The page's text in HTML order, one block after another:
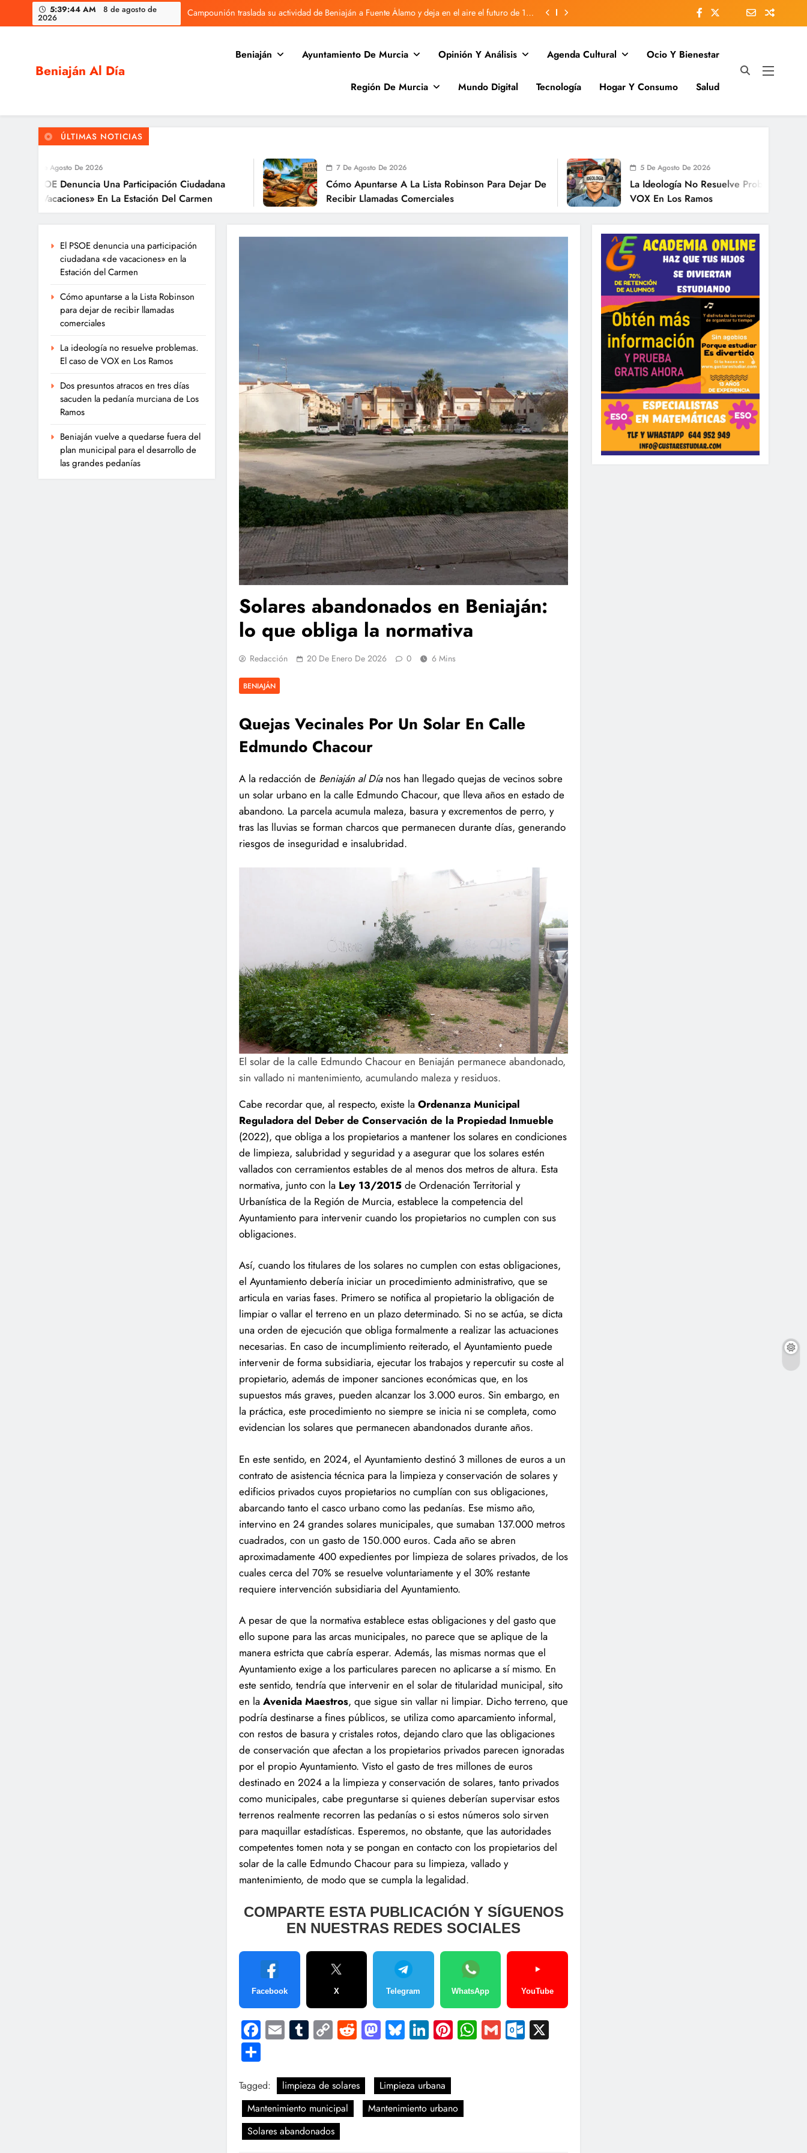
5:39:45 AM 8 de agosto de
2026 Campounión traslada su actividad de Beniaján a Fuente Álamo y deja en el aire el futuro de 170
Beniaján vuelve a sufrir una avería en la red de agua
Desratizan la antigua guardería de Beniaján tras quejas vecinales.
Campounión traslada su actividad de Beniaján a Fuente Álamo y deja en el aire el futuro de 170
Beniaján vuelve a sufrir una avería en la red de agua
Beniaján Al Día
Beniaján Ayuntamiento De Murcia Opinión Y Análisis Agenda Cultural Ocio Y Bienestar
Región De Murcia Mundo Digital Tecnología Hogar Y Consumo Salud
ÚLTIMAS NOTICIAS
Denuncia Una Participación Ciudadana
En La Estación Del Carmen
7 De Agosto De 2026
Cómo Apuntarse A La Lista Robinson Para Dejar De
Recibir Llamadas Comerciales
5 De Agosto De 2026
La Ideología No Resuelve Problemas. El Caso De
VOX En Los Ramos
El PSOE denuncia una participación
ciudadana «de vacaciones» en la
Estación del Carmen
Cómo apuntarse a la Lista Robinson
para dejar de recibir llamadas
comerciales
La ideología no resuelve problemas.
El caso de VOX en Los Ramos
Dos presuntos atracos en tres días
sacuden la pedanía murciana de Los
Ramos
Beniaján vuelve a quedarse fuera del
plan municipal para el desarrollo de
las grandes pedanías
Solares abandonados en Beniaján:
lo que obliga la normativa
Redacción 20 De Enero De 2026 0 6 Mins
BENIAJÁN
Quejas Vecinales Por Un Solar En Calle
Edmundo Chacour
A la redacción de Beniaján al Díanos han llegado quejas de vecinos sobre
un solar urbano en la calle Edmundo Chacour, que lleva años en estado de
abandono. La parcela acumula maleza, basura y excrementos de perro, y
tras las lluvias se forman charcos que permanecen durante días, generando
riesgos de inseguridad e insalubridad.
El solar de la calle Edmundo Chacour en Beniaján permanece abandonado,
sin vallado ni mantenimiento, acumulando maleza y residuos.
Cabe recordar que, al respecto, existe la Ordenanza Municipal
Reguladora del Deber de Conservación de la Propiedad Inmueble
(2022), que obliga a los propietarios a mantener los solares en condiciones
de limpieza, salubridad y seguridad y a asegurar que los solares estén
vallados con cerramientos estables de al menos dos metros de altura. Esta
normativa, junto con la Ley 13/2015 de Ordenación Territorial y
Urbanística de la Región de Murcia, establece la competencia del
Ayuntamiento para intervenir cuando los propietarios no cumplen con sus
obligaciones.
Así, cuando los titulares de los solares no cumplen con estas obligaciones,
el Ayuntamiento debería iniciar un procedimiento administrativo, que se
articula en varias fases. Primero se notifica al propietario la obligación de
limpiar o vallar el terreno en un plazo determinado. Si no se actúa, se dicta
una orden de ejecución que obliga formalmente a realizar las actuaciones
necesarias. En caso de incumplimiento reiterado, el Ayuntamiento puede
intervenir de forma subsidiaria, ejecutar los trabajos y repercutir su coste al
propietario, además de imponer sanciones económicas que, en los
supuestos más graves, pueden alcanzar los 3.000 euros. Sin embargo, en
la práctica, este procedimiento no siempre se inicia ni se completa, como
evidencian los solares que permanecen abandonados durante años.
En este sentido, en 2024, el Ayuntamiento destinó 3 millones de euros a un
contrato de asistencia técnica para la limpieza y conservación de solares y
edificios privados cuyos propietarios no cumplían con sus obligaciones,
abarcando tanto el casco urbano como las pedanías. Ese mismo año,
intervino en 24 grandes solares municipales, que sumaban 137.000 metros
cuadrados, con un gasto de 150.000 euros. Cada año se abren
aproximadamente 400 expedientes por limpieza de solares privados, de los
cuales cerca del 70% se resuelve voluntariamente y el 30% restante
requiere intervención subsidiaria del Ayuntamiento.
A pesar de que la normativa establece estas obligaciones y del gasto que
ello supone para las arcas municipales, no parece que se aplique de la
manera estricta que cabría esperar. Además, las mismas normas que el
Ayuntamiento exige a los particulares parecen no aplicarse a sí mismo. En
este sentido, tendría que intervenir en el solar de titularidad municipal, sito
en la Avenida Maestros, que sigue sin vallar ni limpiar. Dicho terreno, que
podría destinarse a fines públicos, se utiliza como aparcamiento informal,
con restos de basura y cristales rotos, dejando claro que las obligaciones
de conservación que afectan a los propietarios privados parecen ignoradas
por el propio Ayuntamiento. Visto el gasto de tres millones de euros
destinado en 2024 a la limpieza y conservación de solares, tanto privados
como municipales, cabe preguntarse si quienes deberían supervisar estos
terrenos realmente recorren las pedanías o si estos números solo sirven
para maquillar estadísticas. Esperemos, no obstante, que las autoridades
competentes tomen nota y se pongan en contacto con los propietarios del
solar de la calle Edmundo Chacour para su limpieza, vallado y
mantenimiento, de modo que se cumpla la legalidad.
COMPARTE ESTA PUBLICACIÓN Y SÍGUENOS
EN NUESTRAS REDES SOCIALES
Facebook X Telegram WhatsApp YouTube
Facebook
EmailTumblr
Copy
Link
RedditMastodon
Bluesky
LinkedIn
Pinterest
WhatsApp
GmailOutlook.com
Tagged: limpieza de solares
Limpieza urbana
Mantenimiento municipal
Mantenimiento urbano
Solares abandonados